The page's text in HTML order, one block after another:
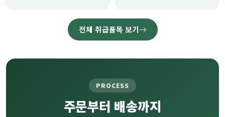
전체 취급품목 보기
PROCESS
주문부터 배송까지